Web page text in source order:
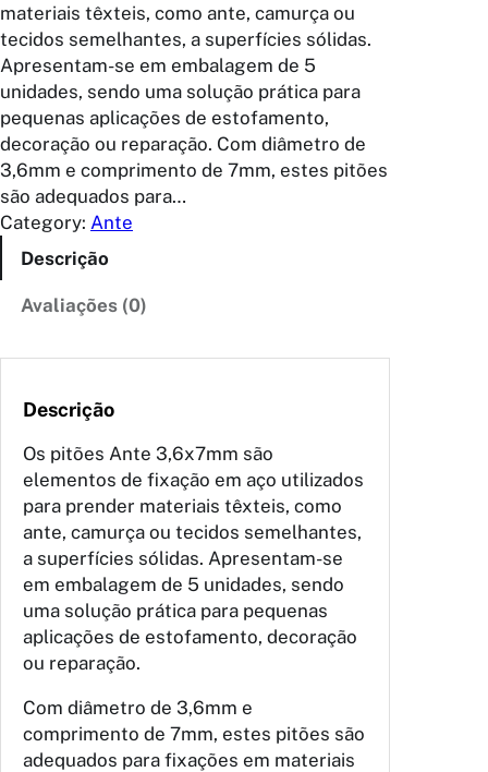
materiais têxteis, como ante, camurça ou
tecidos semelhantes, a superfícies sólidas.
Apresentam-se em embalagem de 5
unidades, sendo uma solução prática para
pequenas aplicações de estofamento,
decoração ou reparação. Com diâmetro de
3,6mm e comprimento de 7mm, estes pitões
são adequados para…
Category: Ante
Descrição
Avaliações (0)
Descrição
Os pitões Ante 3,6x7mm são
elementos de fixação em aço utilizados
para prender materiais têxteis, como
ante, camurça ou tecidos semelhantes,
a superfícies sólidas. Apresentam-se
em embalagem de 5 unidades, sendo
uma solução prática para pequenas
aplicações de estofamento, decoração
ou reparação.
Com diâmetro de 3,6mm e
comprimento de 7mm, estes pitões são
adequados para fixações em materiais